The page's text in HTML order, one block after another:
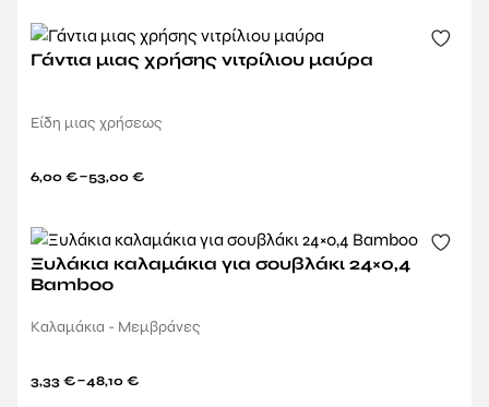
Γάντια μιας χρήσης νιτρίλιου μαύρα
Είδη μιας χρήσεως
6,00 €–53,00 €
Ξυλάκια καλαμάκια για σουβλάκι 24×0,4
Bamboo
Καλαμάκια - Μεμβράνες
3,33 €–48,10 €